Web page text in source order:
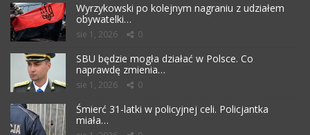
Wyrzykowski po kolejnym nagraniu z udziałem
obywatelki…
sie 1, 2026 0
SBU będzie mogła działać w Polsce. Co
naprawdę zmienia…
sie 1, 2026 0
Śmierć 31-latki w policyjnej celi. Policjantka
miała…